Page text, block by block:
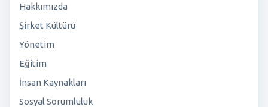
Hakkımızda
Şirket Kültürü
Yönetim
Eğitim
İnsan Kaynakları
Sosyal Sorumluluk